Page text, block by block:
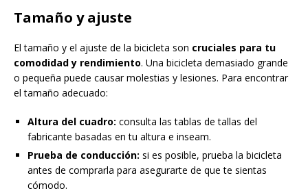
Tamaño y ajuste
El tamaño y el ajuste de la bicicleta son cruciales para tu
comodidad y rendimiento. Una bicicleta demasiado grande
o pequeña puede causar molestias y lesiones. Para encontrar
el tamaño adecuado:
Altura del cuadro: consulta las tablas de tallas del
fabricante basadas en tu altura e inseam.
Prueba de conducción: si es posible, prueba la bicicleta
antes de comprarla para asegurarte de que te sientas
cómodo.